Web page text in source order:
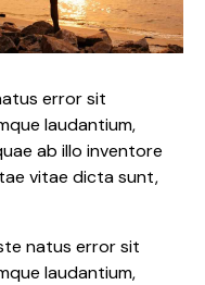
error sit
laudantium,
ab illo inventore
vitae dicta sunt,
natus error sit
laudantium,